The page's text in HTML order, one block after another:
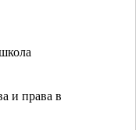
и права в